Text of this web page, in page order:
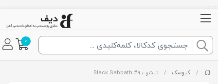
... ...
0
/ کیوسک / تیشرت Black Sabbath #9